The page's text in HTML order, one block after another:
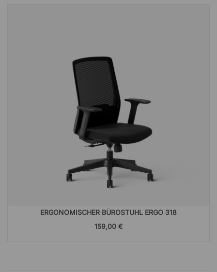
ERGONOMISCHER BÜROSTUHL ERGO 318
159,00 €